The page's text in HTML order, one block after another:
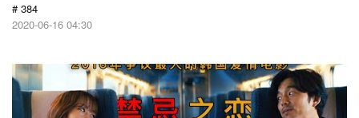
# 384
2020-06-16 04:30